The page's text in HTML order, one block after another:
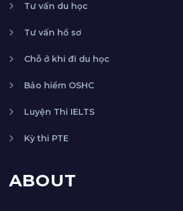
Tư vấn du học
Tư vấn hồ sơ
Chỗ ở khi đi du học
Bảo hiểm OSHC
Luyện Thi IELTS
Kỳ thi PTE
ABOUT